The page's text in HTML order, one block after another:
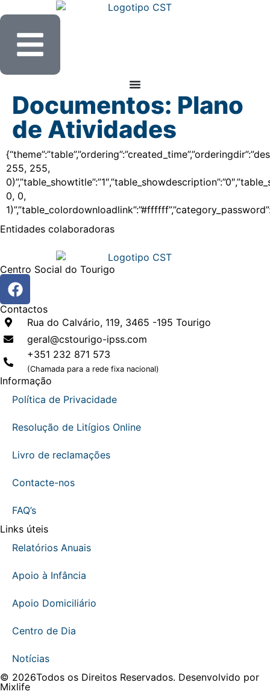
Documentos: Plano
de Atividades
255, 255,
0, 0,
Entidades colaboradoras
Centro Social do Tourigo
Contactos
Rua do Calvário, 119, 3465 -195 Tourigo
geral@cstourigo-ipss.com
+351 232 871 573
(Chamada para a rede fixa nacional)
Informação
Política de Privacidade
Resolução de Litígios Online
Livro de reclamações
Contacte-nos
FAQ’s
Links úteis
Relatórios Anuais
Apoio à Infância
Apoio Domiciliário
Centro de Dia
Notícias
© 2026Todos os Direitos Reservados. Desenvolvido por
Mixlife